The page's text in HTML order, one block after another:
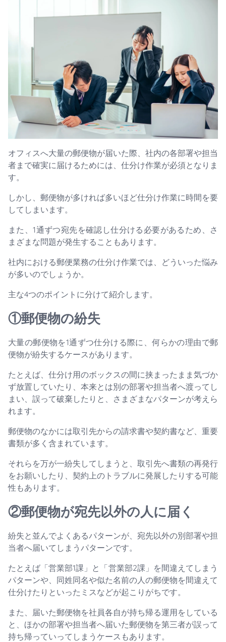
オフィスへ大量の郵便物が届いた際、社内の各部署や担当
者まで確実に届けるためには、仕分け作業が必須となりま
す。
しかし、郵便物が多ければ多いほど仕分け作業に時間を要
してしまいます。
また、1通ずつ宛先を確認し仕分ける必要があるため、さ
まざまな問題が発生することもあります。
社内における郵便業務の仕分け作業では、どういった悩み
が多いのでしょうか。
主な4つのポイントに分けて紹介します。
①郵便物の紛失
大量の郵便物を1通ずつ仕分ける際に、何らかの理由で郵
便物が紛失するケースがあります。
たとえば、仕分け用のボックスの間に挟まったまま気づか
ず放置していたり、本来とは別の部署や担当者へ渡ってし
まい、誤って破棄したりと、さまざまなパターンが考えら
れます。
郵便物のなかには取引先からの請求書や契約書など、重要
書類が多く含まれています。
それらを万が一紛失してしまうと、取引先へ書類の再発行
をお願いしたり、契約上のトラブルに発展したりする可能
性もあります。
②郵便物が宛先以外の人に届く
紛失と並んでよくあるパターンが、宛先以外の別部署や担
当者へ届いてしまうパターンです。
たとえば「営業部1課」と「営業部2課」を間違えてしまう
パターンや、同姓同名や似た名前の人の郵便物を間違えて
仕分けたりといったミスなどが起こりがちです。
また、届いた郵便物を社員各自が持ち帰る運用をしている
と、ほかの部署や担当者へ届いた郵便物を第三者が誤って
持ち帰っていってしまうケースもあります。